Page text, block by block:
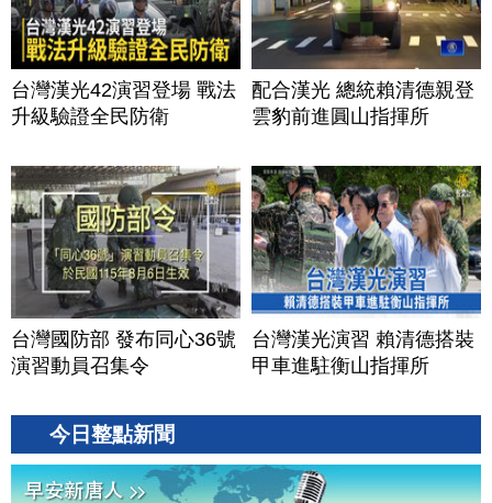
台灣漢光42演習登場 戰法
升級驗證全民防衛
配合漢光 總統賴清德親登
雲豹前進圓山指揮所
台灣國防部 發布同心36號
演習動員召集令
台灣漢光演習 賴清德搭裝
甲車進駐衡山指揮所
今日整點新聞